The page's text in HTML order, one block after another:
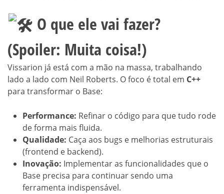
O que ele vai fazer?
(Spoiler: Muita coisa!)
Vissarion já está com a mão na massa, trabalhando
lado a lado com Neil Roberts. O foco é total em C++
para transformar o Base:
Performance: Refinar o código para que tudo rode
de forma mais fluida.
Qualidade: Caça aos bugs e melhorias estruturais
(frontend e backend).
Inovação: Implementar as funcionalidades que o
Base precisa para continuar sendo uma
ferramenta indispensável.